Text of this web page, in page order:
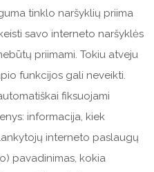
tinklo naršyklių priima
savo interneto naršyklės
priimami. Tokiu atveju
funkcijos gali neveikti.
fiksuojami
informacija, kiek
interneto paslaugų
pavadinimas, kokia